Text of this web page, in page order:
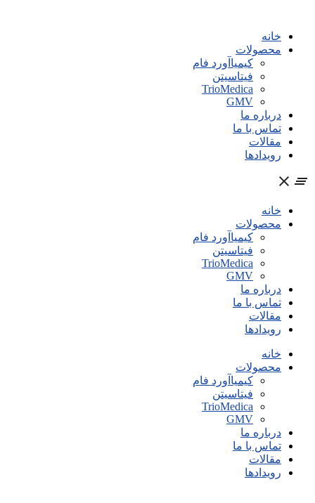
محتوا
خانه
محصولات
کیمیاآورد فام
فیتاسیتن
TrioMedica
GMV
درباره ما
تماس با ما
مقالات
رویدادها
خانه
محصولات
کیمیاآورد فام
فیتاسیتن
TrioMedica
GMV
درباره ما
تماس با ما
مقالات
رویدادها
خانه
محصولات
کیمیاآورد فام
فیتاسیتن
TrioMedica
GMV
درباره ما
تماس با ما
مقالات
رویدادها